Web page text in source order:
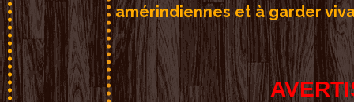
amérindiennes et à garder